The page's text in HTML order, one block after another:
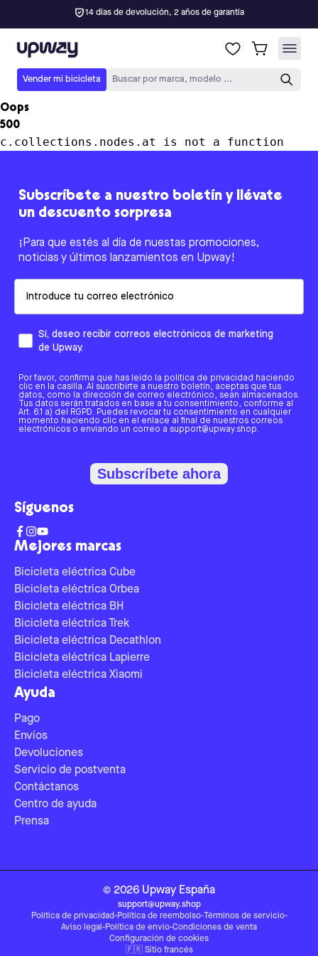
14 días de devolución, 2 años de garantía
Upway
Vender mi bicicleta Buscar por marca, modelo ...
Oops
500
c.collections.nodes.at is not a function
Mejores marcas
Bicicleta eléctrica Cube
Bicicleta eléctrica Orbea
Bicicleta eléctrica BH
Bicicleta eléctrica Trek
Bicicleta eléctrica Decathlon
Bicicleta eléctrica Lapierre
Bicicleta eléctrica Xiaomi
Ayuda
Pago
Envíos
Devoluciones
Servicio de postventa
Contáctanos
Centro de ayuda
Prensa
Subscríbete a nuestro boletín y llévate
un descuento sorpresa
¡Para que estés al día de nuestas promociones,
noticias y últimos lanzamientos en Upway!
Sí, deseo recibir correos electrónicos de marketing
de Upway.
Por favor, confirma que has leído la política de privacidad haciendo
clic en la casilla. Al suscribirte a nuestro boletín, aceptas que tus
datos, como la dirección de correo electrónico, sean almacenados.
Tus datos serán tratados en base a tu consentimiento, conforme al
Art. 6.1 a) del RGPD. Puedes revocar tu consentimiento en cualquier
momento haciendo clic en el enlace al final de nuestros correos
electrónicos o enviando un correo a support@upway.shop.
Subscríbete ahora
Síguenos
© 2026 Upway España
support@upway.shop
Política de privacidad-Política de reembolso-Términos de servicio-
Aviso legal -Política de envío-Condiciones de venta
Configuración de cookies
🇫🇷 Sitio francés